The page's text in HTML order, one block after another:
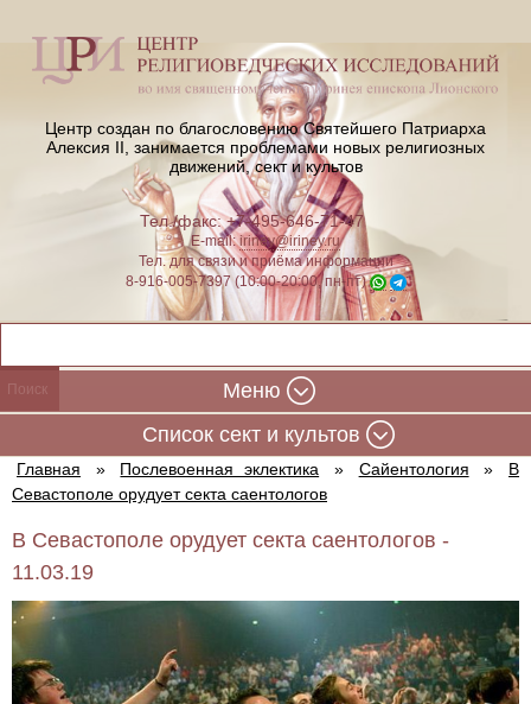
Центр создан по благословению Святейшего Патриарха
Алексия II, занимается проблемами новых религиозных
движений, сект и культов
Тел./факс: +7-495-646-71-47
E-mail:iriney@iriney.ru
Тел. для связи и приёма информации
8-916-005-7397 (10:00-20:00, пн-пт)
Меню
Cписок сект и культов
Главная » Послевоенная эклектика » Сайентология »
В
Севастополе орудует секта саентологов
В Севастополе орудует секта саентологов -
11.03.19